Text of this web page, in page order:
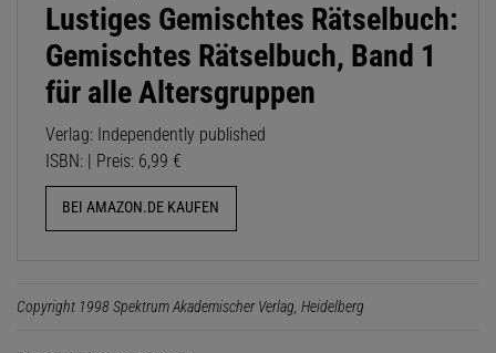
Lustiges Gemischtes Rätselbuch:
Gemischtes Rätselbuch, Band 1
für alle Altersgruppen
Verlag: Independently published
ISBN: | Preis: 6,99 €
BEI AMAZON.DE KAUFEN
Copyright 1998 Spektrum Akademischer Verlag, Heidelberg